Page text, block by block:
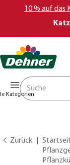
10 % auf
Kategorien
Zurück